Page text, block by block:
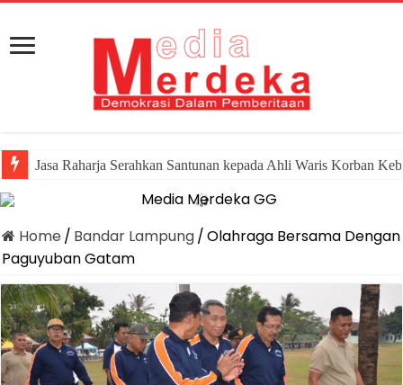
Jasa Raharja Serahkan Santunan kepada Ahli Waris Korban
Home / Bandar Lampung/Olahraga Bersama Dengan
Paguyuban Gatam